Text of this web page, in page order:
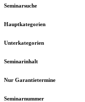
Seminarsuche
Hauptkategorien
Unterkategorien
Seminarinhalt
Nur Garantietermine
Seminarnummer